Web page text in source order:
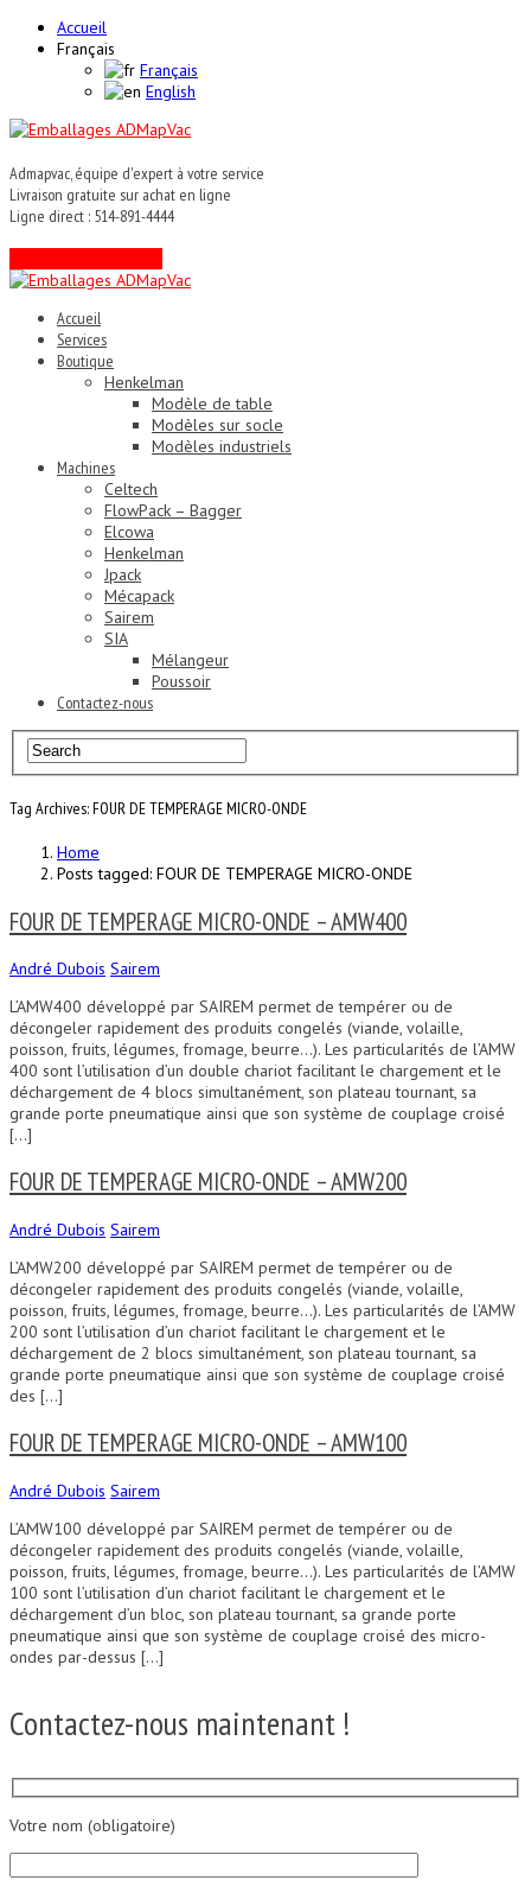
Accueil
Français
Français
English
Admapvac, équipe d'expert à votre service
Livraison gratuite sur achat en ligne
Ligne direct : 514-891-4444
Accueil
Services
Boutique
Henkelman
Modèle de table
Modèles sur socle
Modèles industriels
Machines
Celtech
FlowPack – Bagger
Elcowa
Henkelman
Jpack
Mécapack
Sairem
SIA
Mélangeur
Poussoir
Contactez-nous
Tag Archives: FOUR DE TEMPERAGE MICRO-ONDE
Home
Posts tagged: FOUR DE TEMPERAGE MICRO-ONDE
FOUR DE TEMPERAGE MICRO-ONDE – AMW400
André Dubois Sairem
L’AMW400 développé par SAIREM permet de tempérer ou de
décongeler rapidement des produits congelés (viande, volaille,
poisson, fruits, légumes, fromage, beurre…). Les particularités de l’AMW
400 sont l’utilisation d’un double chariot facilitant le chargement et le
déchargement de 4 blocs simultanément, son plateau tournant, sa
grande porte pneumatique ainsi que son système de couplage croisé
[…]
FOUR DE TEMPERAGE MICRO-ONDE – AMW200
André Dubois Sairem
L’AMW200 développé par SAIREM permet de tempérer ou de
décongeler rapidement des produits congelés (viande, volaille,
poisson, fruits, légumes, fromage, beurre…). Les particularités de l’AMW
200 sont l’utilisation d’un chariot facilitant le chargement et le
déchargement de 2 blocs simultanément, son plateau tournant, sa
grande porte pneumatique ainsi que son système de couplage croisé
des […]
FOUR DE TEMPERAGE MICRO-ONDE – AMW100
André Dubois Sairem
L’AMW100 développé par SAIREM permet de tempérer ou de
décongeler rapidement des produits congelés (viande, volaille,
poisson, fruits, légumes, fromage, beurre…). Les particularités de l’AMW
100 sont l’utilisation d’un chariot facilitant le chargement et le
déchargement d’un bloc, son plateau tournant, sa grande porte
pneumatique ainsi que son système de couplage croisé des micro-
ondes par-dessus […]
Contactez-nous maintenant !
Votre nom (obligatoire)